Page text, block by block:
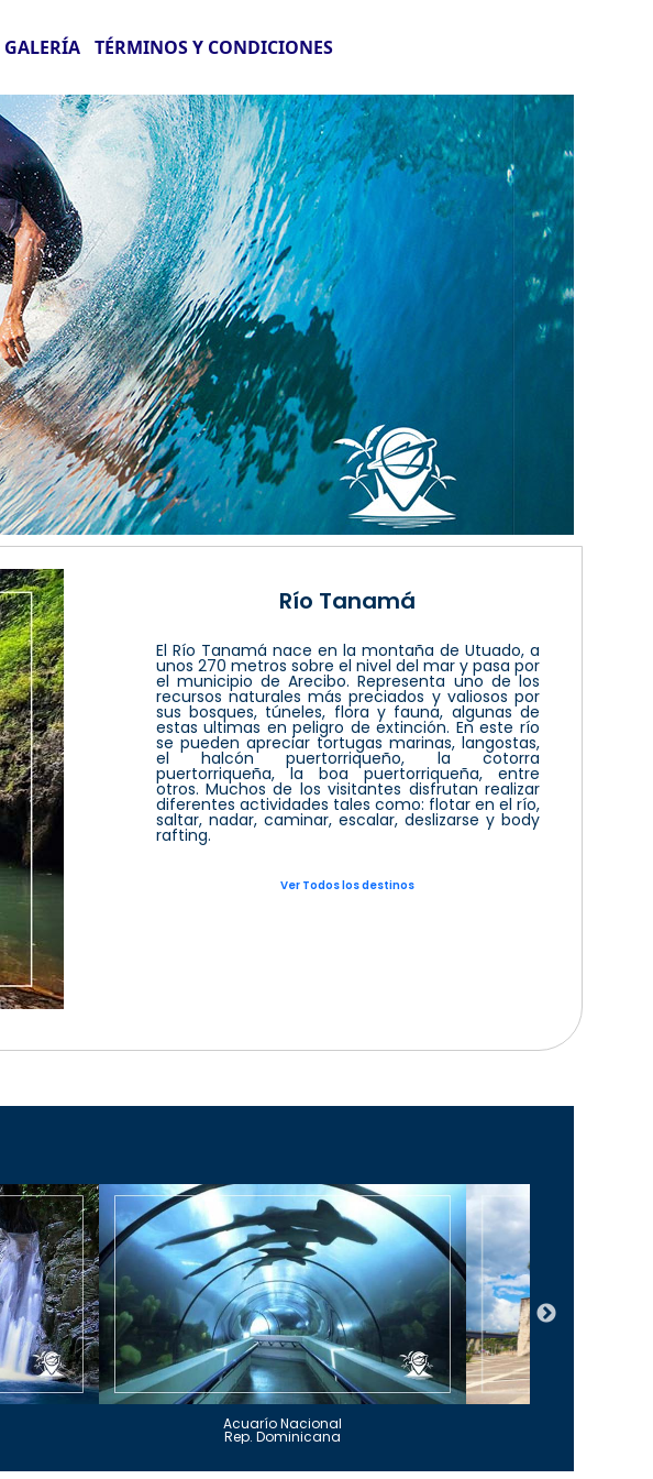
GALERÍA TÉRMINOS Y CONDICIONES
Río Tanamá
El Río Tanamá nace en la montaña de Utuado, a
unos 270 metros sobre el nivel del mar y pasa por
el municipio de Arecibo. Representa uno de los
recursos naturales más preciados y valiosos por
sus bosques, túneles, flora y fauna, algunas de
estas ultimas en peligro de extinción. En este río
se pueden apreciar tortugas marinas, langostas,
el halcón puertorriqueño, la cotorra
puertorriqueña, la boa puertorriqueña, entre
otros. Muchos de los visitantes disfrutan realizar
diferentes actividades tales como: flotar en el río,
saltar, nadar, caminar, escalar, deslizarse y body
rafting.
Ver Todos los destinos
Acuarío Nacional
Rep. Dominicana